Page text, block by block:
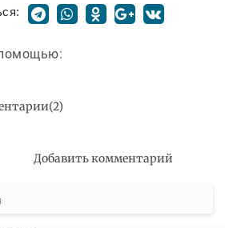
(2)
Добавить комментарий